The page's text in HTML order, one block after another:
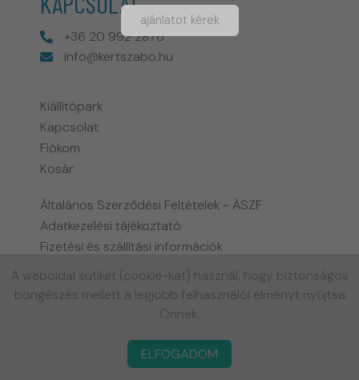
+36 20 992 2876
info@kertszabo.hu
Kiállítópark
Kapcsolat
Fiókom
Kosár
Általános Szerződési Feltételek - ÁSZF
Adatkezelési tájékoztató
Fizetési és szállítási információk
Biohort garancia tájékoztató
Gyakran ismételt kérdések
Powered by NEXT CONTENT © Copyright 2024 - All Rights Reserved
A weboldal sütiket (cookie-kat) használ, hogy biztonságos
böngészés mellett a legjobb felhasználói élményt nyújtsa
Önnek.
ELFOGADOM
ajánlatot kérek